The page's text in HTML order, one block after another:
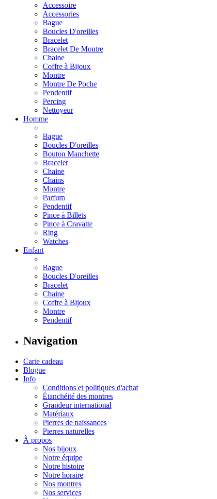
Accessoire
Accessories
Bague
Boucles D'oreilles
Bracelet
Bracelet De Montre
Chaine
Coffre à Bijoux
Montre
Montre De Poche
Pendentif
Percing
Nettoyeur
Homme
Bague
Boucles D'oreilles
Bouton Manchette
Bracelet
Chaine
Chains
Montre
Parfum
Pendentif
Pince à Billets
Pince à Cravatte
Ring
Watches
Enfant
Bague
Boucles D'oreilles
Bracelet
Chaine
Coffre à Bijoux
Montre
Pendentif
Navigation
Carte cadeau
Blogue
Info
Conditions et politiques d'achat
Étanchéité des montres
Grandeur international
Matériaux
Pierres de naissances
Pierres naturelles
À propos
Nos bijoux
Notre équipe
Notre histoire
Notre horaire
Nos montres
Nos services